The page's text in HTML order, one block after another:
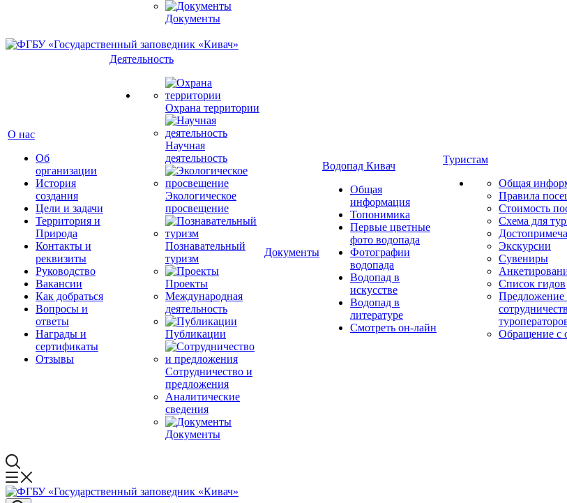
Документы
О нас
Об
организации
История
создания
Цели и задачи
Территория и
Природа
Контакты и
реквизиты
Руководство
Вакансии
Как добраться
Вопросы и
ответы
Награды и
сертификаты
Отзывы
Деятельность
Охрана территории
Научная
деятельность
Экологическое
просвещение
Познавательный
туризм
Проекты
Международная
деятельность
Публикации
Сотрудничество и
предложения
Аналитические
сведения
Документы
Документы
Водопад Кивач
Общая
информация
Топонимика
Первые цветные
фото водопада
Фотографии
водопада
Водопад в
искусстве
Водопад в
литературе
Смотреть он-лайн
Туристам
Общая
Правила
Стоимость
Схема для
Экскурсии
Сувениры
Список гидов
Предложение
Обращение с